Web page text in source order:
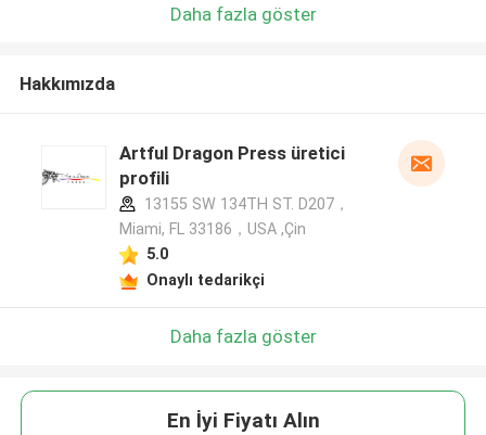
Daha fazla göster
Hakkımızda
Artful Dragon Press üretici
profili
13155 SW 134TH ST. D207，
Miami, FL 33186，USA ,Çin
5.0
Onaylı tedarikçi
Daha fazla göster
En İyi Fiyatı Alın